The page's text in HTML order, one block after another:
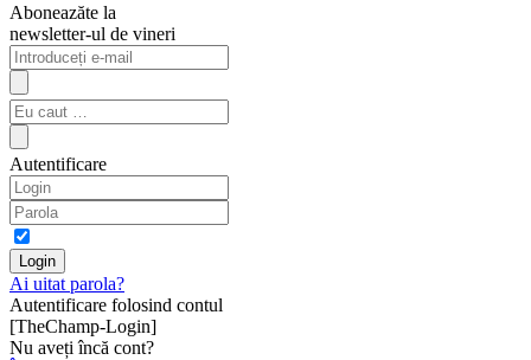
Aboneazăte la
newsletter-ul de vineri
Autentificare
Ai uitat parola?
Autentificare folosind contul
[TheChamp-Login]
Nu aveți încă cont?